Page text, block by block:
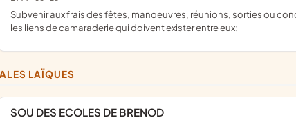
subvenir aux frais des fêtes, manoeuvres, réunions, sorties ou concours ayant pour but l'instruction des sapeurs pompiers et resserrer
les liens de camaraderie qui doivent exister entre eux;
LAÏQUES
SOU DES ECOLES DE BRENOD